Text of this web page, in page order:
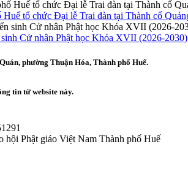
tổ chức Đại lễ Trai đàn tại Thành cổ
Cử nhân Phật học Khóa XVII (2026-2030)
phường Thuận Hóa, Thành phố Huế.
tin từ website này.
Phật giáo Việt Nam Thành phố Huế